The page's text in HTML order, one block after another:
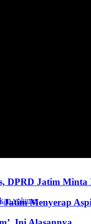
volume.
DPRD Jatim Minta
Jatim Menyerap